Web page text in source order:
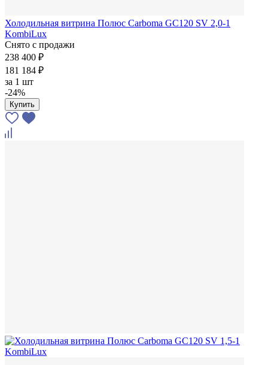
Холодильная витрина Полюс Carboma GC120 SV 2,0-1
KombiLux
Снято с продажи
238 400 ₽
181 184 ₽
за 1 шт
-24%
Купить